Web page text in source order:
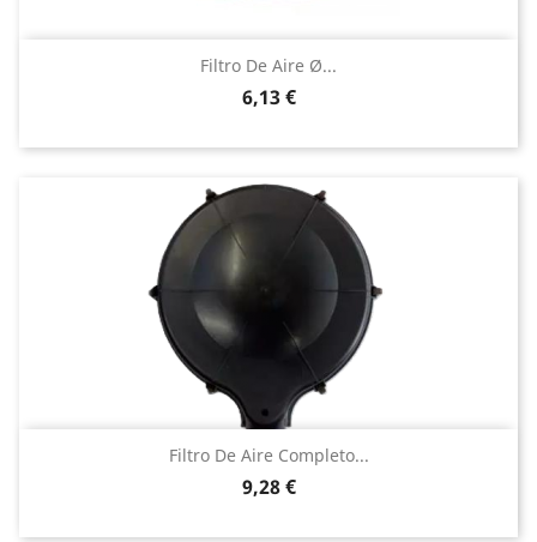
Filtro De Aire Ø...
Precio
6,13 €
Filtro De Aire Completo...
Precio
9,28 €